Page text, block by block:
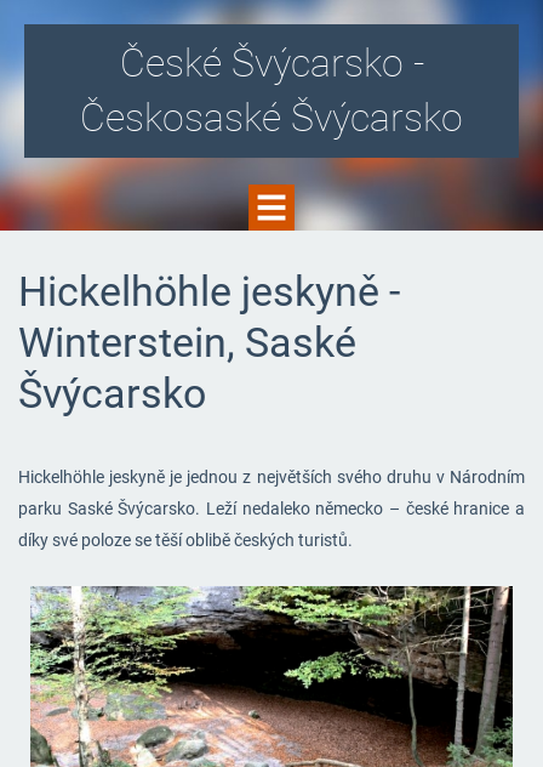
České Švýcarsko -
Českosaské Švýcarsko
Hickelhöhle jeskyně -
Winterstein, Saské
Švýcarsko
Hickelhöhle jeskyně je jednou z největších svého druhu v Národním
parku Saské Švýcarsko. Leží nedaleko německo – české hranice a
díky své poloze se těší oblibě českých turistů.